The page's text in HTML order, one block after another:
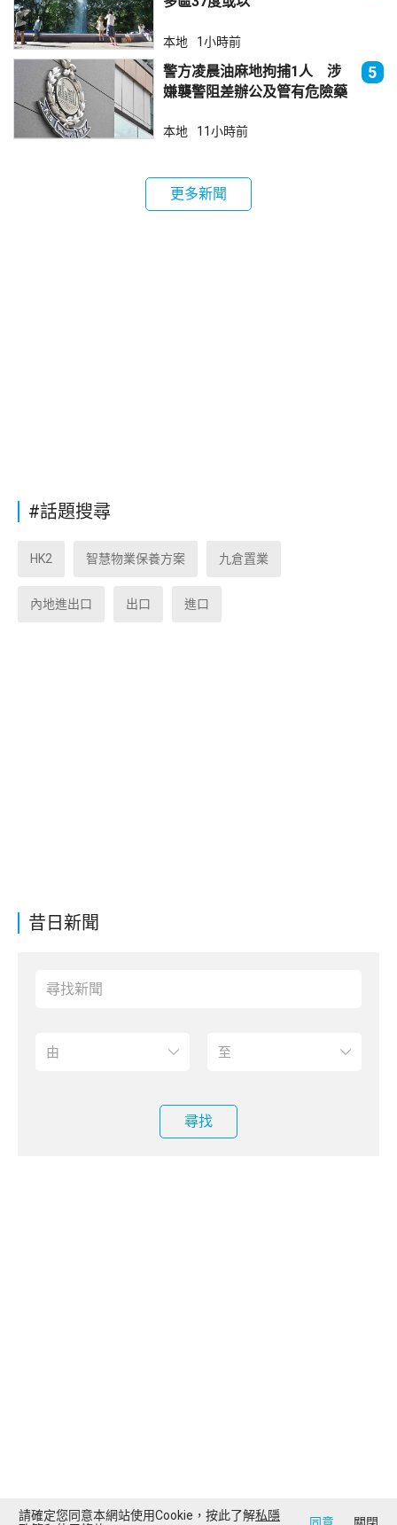
昔日新聞
尋找
本地 1小時前
警方凌晨油麻地拘捕1人 涉
嫌襲警阻差辦公及管有危險藥
5
本地 11小時前
更多新聞
#話題搜尋
HK2 智慧物業保養方案 九倉置業
內地進出口 出口 進口
請確定您同意本網站使用Cookie，按此了解私隱